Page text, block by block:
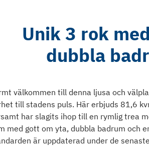
Unik 3 rok
dubbla
välkommen till denna ljusa och
till stadens puls. Här erbjuds 81,6
har slagits ihop till en rymlig trea
med gott om yta, dubbla badrum och
är uppdaterad under de